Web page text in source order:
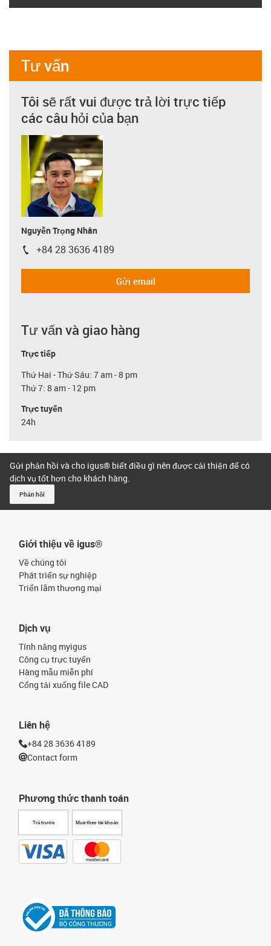
Tư vấn
Tôi sẽ rất vui được trả lời trực tiếp
các câu hỏi của bạn
Nguyễn Trọng Nhân
igus-icon-phone
+84 28 3636 4189
Gửi email
Tư vấn và giao hàng
Trực tiếp
Thứ Hai - Thứ Sáu: 7 am - 8 pm
Thứ 7: 8 am - 12 pm
Trực tuyến
24h
Gửi phản hồi và cho igus® biết điều gì nên được cải thiện để có
dịch vụ tốt hơn cho khách hàng.
Phản hồi
Giới thiệu về igus®
Về chúng tôi
Phát triển sự nghiệp
Triển lãm thương mại
Phương thức thanh toán
Trả trước Mua theo tài khoản
Dịch vụ
Tính năng myigus
Công cụ trực tuyến
Hàng mẫu miễn phí
Cổng tải xuống file CAD
Liên hệ
+84 28 3636 4189
Contact form